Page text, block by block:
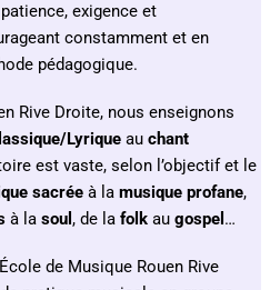
exigence et
constamment et en
pédagogique.
Rive Droite, nous enseignons
Lyrique au chant
est vaste, selon l’objectif et le
sacrée à la musique profane,
à la soul , de la folk au gospel …
de Musique Rouen Rive